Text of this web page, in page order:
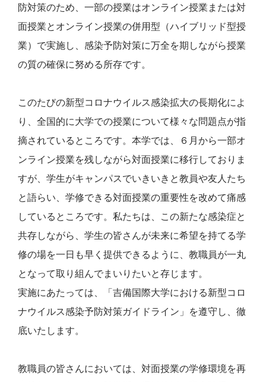
防対策のため、一部の授業はオンライン授業または対
面授業とオンライン授業の併用型（ハイブリッド型授
業）で実施し、感染予防対策に万全を期しながら授業
の質の確保に努める所存です。
このたびの新型コロナウイルス感染拡大の長期化によ
り、全国的に大学での授業について様々な問題点が指
摘されているところです。本学では、６月から一部オ
ンライン授業を残しながら対面授業に移行しておりま
すが、学生がキャンパスでいきいきと教員や友人たち
と語らい、学修できる対面授業の重要性を改めて痛感
しているところです。私たちは、この新たな感染症と
共存しながら、学生の皆さんが未来に希望を持てる学
修の場を一日も早く提供できるように、教職員が一丸
となって取り組んでまいりたいと存じます。
実施にあたっては、「吉備国際大学における新型コロ
ナウイルス感染予防対策ガイドライン」を遵守し、徹
底いたします。
教職員の皆さんにおいては、対面授業の学修環境を再